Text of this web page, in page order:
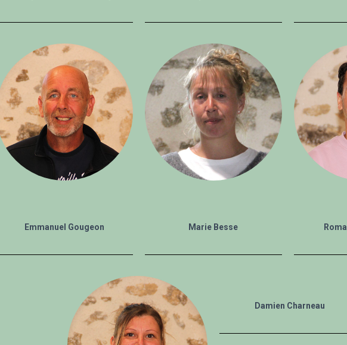
Emmanuel Gougeon Marie Besse
Damien Charneau